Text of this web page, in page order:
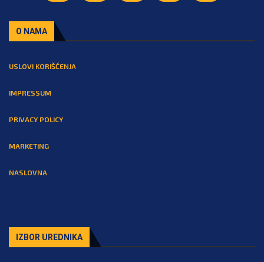
O NAMA
USLOVI KORIŠĆENJA
IMPRESSUM
PRIVACY POLICY
MARKETING
NASLOVNA
IZBOR UREDNIKA